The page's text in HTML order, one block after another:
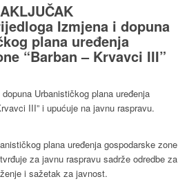
Izmjena i dopuna
plana uređenja
“Barban – Krvavci III”
Urbanističkog plana uređenja
III” i upućuje na javnu raspravu.
plana uređenja gospodarske zone
za javnu raspravu sadrže odredbe za
i sažetak za javnost.